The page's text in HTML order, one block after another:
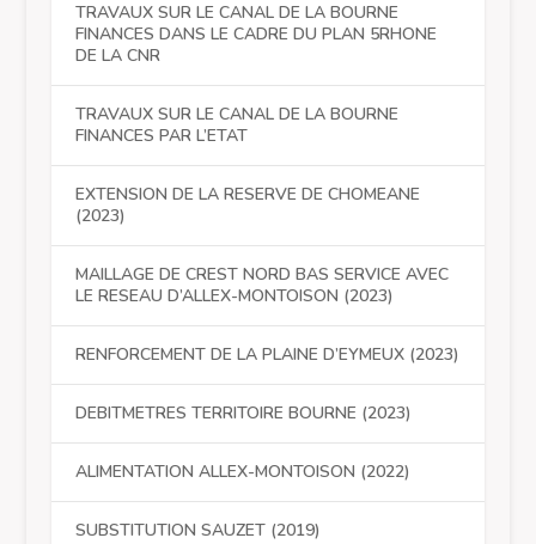
TRAVAUX SUR LE CANAL DE LA BOURNE
FINANCES DANS LE CADRE DU PLAN 5RHONE
DE LA CNR
TRAVAUX SUR LE CANAL DE LA BOURNE
FINANCES PAR L’ETAT
EXTENSION DE LA RESERVE DE CHOMEANE
(2023)
MAILLAGE DE CREST NORD BAS SERVICE AVEC
LE RESEAU D’ALLEX-MONTOISON (2023)
RENFORCEMENT DE LA PLAINE D’EYMEUX (2023)
DEBITMETRES TERRITOIRE BOURNE (2023)
ALIMENTATION ALLEX-MONTOISON (2022)
SUBSTITUTION SAUZET (2019)